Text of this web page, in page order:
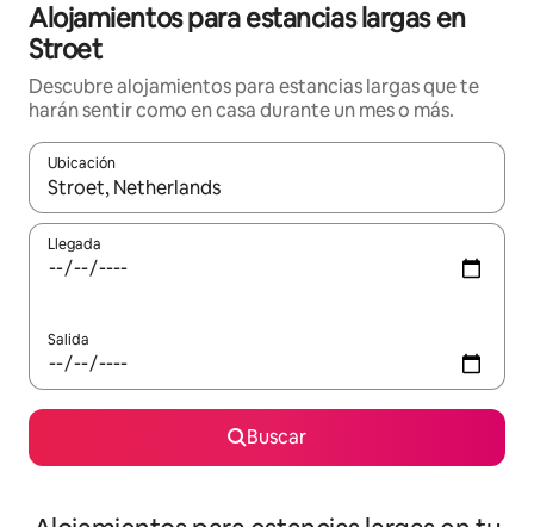
Alojamientos para estancias largas en
Stroet
Descubre alojamientos para estancias largas que te
harán sentir como en casa durante un mes o más.
Ubicación
Cuando los resultados estén disponibles, podrás navegar
Llegada
Salida
Buscar